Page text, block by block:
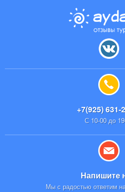
+7(925) 631-
С 10-00 до
Напишите
Мы с радостью ответим